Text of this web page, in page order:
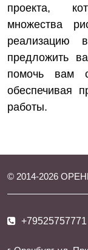
проекта,
множества
реализацию
предложить
помочь вам
обеспечивая
работы.
© 2014-2026
+79525757771